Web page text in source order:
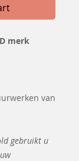
merk
van
gebruikt u